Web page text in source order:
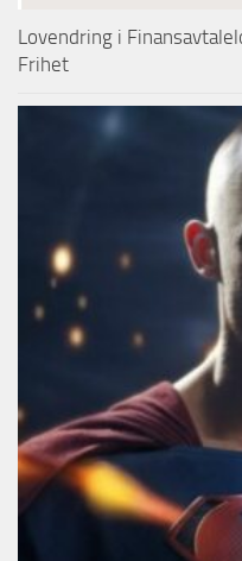
Lovendring i
Frihet